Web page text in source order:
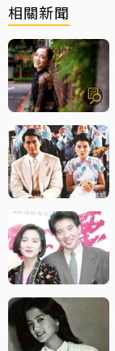
相關新聞